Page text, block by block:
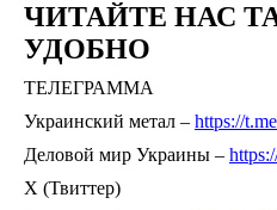
ЧИТАЙТЕ НАС
УДОБНО
ТЕЛЕГРАММА
Украинский метал – https://
Деловой мир Украины –
Х (Твиттер)